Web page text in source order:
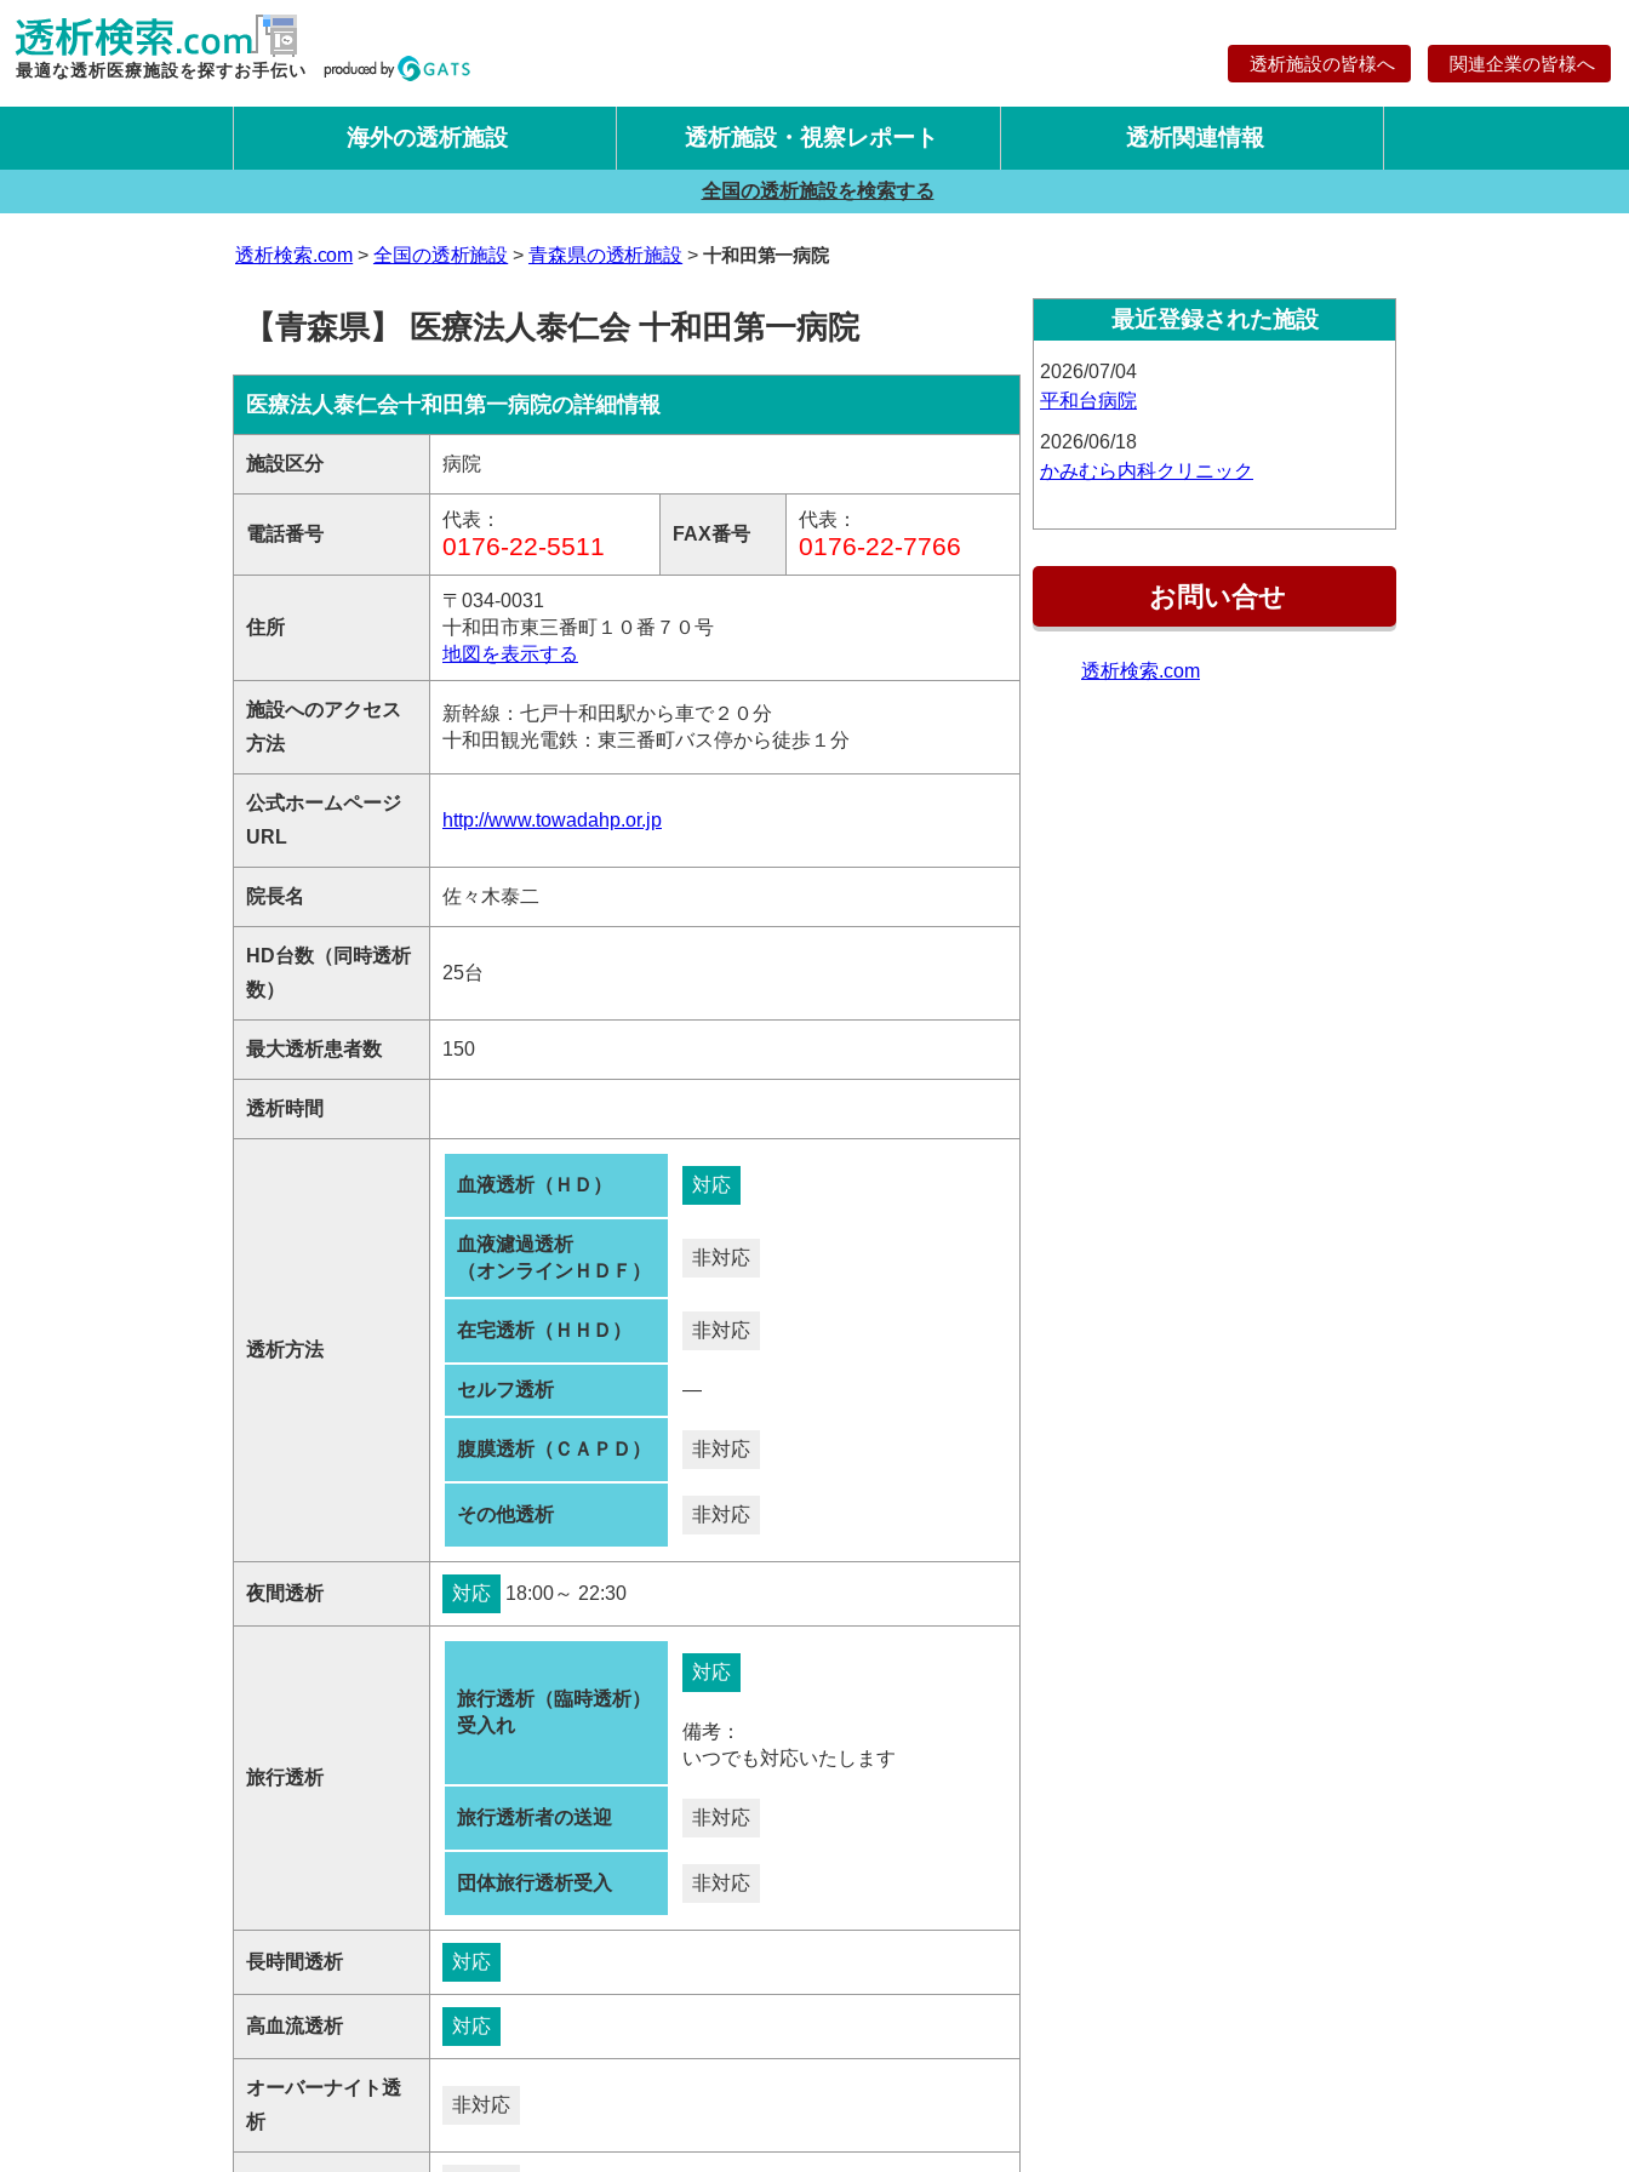
最適な透析医療施設を探すお手伝い 透析施設の皆様へ 関連企業の皆様へ
海外の透析施設 透析施設・視察レポート
国内旅行透析レポート
海外旅行透析レポート
透析関連情報
全国の透析施設を検索する
透析検索.com 全国の透析施設 青森県の透析施設 十和田第一病院
【青森県】 医療法人泰仁会 十和田第一病院
医療法人泰仁会十和田第一病院の詳細情報
施設区分 病院
電話番号
代表：
0176-22-5511 FAX番号
代表：
0176-22-7766
住所
〒034-0031
十和田市東三番町１０番７０号
地図を表示する
施設へのアクセス
方法
新幹線：七戸十和田駅から車で２０分
十和田観光電鉄：東三番町バス停から徒歩１分
公式ホームページ
URL
http://www.towadahp.or.jp
院長名 佐々木泰二
HD台数（同時透析
数）
25台
最大透析患者数 150
透析時間
透析方法
血液透析（ＨＤ） 対応
血液濾過透析
（オンラインＨＤＦ）
非対応
在宅透析（ＨＨＤ） 非対応
セルフ透析 ―
腹膜透析（ＣＡＰＤ） 非対応
その他透析 非対応
夜間透析 対応 18:00～ 22:30
旅行透析
旅行透析（臨時透析）
受入れ
対応
備考：
いつでも対応いたします
旅行透析者の送迎 非対応
団体旅行透析受入 非対応
長時間透析 対応
高血流透析 対応
オーバーナイト透
析
非対応
最近登録された施設
2026/07/04
平和台病院
2026/06/18
かみむら内科クリニック
お問い合せ
透析検索.com